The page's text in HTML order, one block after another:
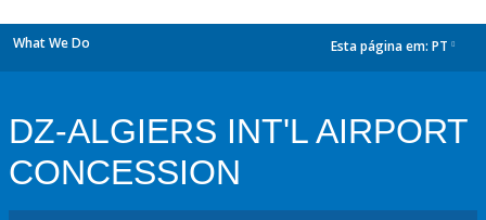
What We Do Esta página em: PT
DZ-ALGIERS INT'L AIRPORT
CONCESSION